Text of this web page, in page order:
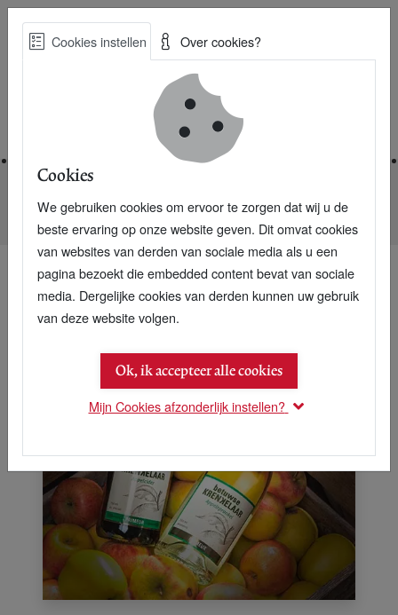
Skip
Best Practices voor een duurzame toekomst
Nieuwsarchief Krenkelaar verduurzaamt Betuwe
Cookies instellen Over cookies?
Cookies
We gebruiken cookies om ervoor te zorgen dat wij u de
beste ervaring op onze website geven. Dit omvat cookies
van websites van derden van sociale media als u een
pagina bezoekt die embedded content bevat van sociale
media. Dergelijke cookies van derden kunnen uw gebruik
van deze website volgen.
Ok, ik accepteer alle cookies
Mijn Cookies afzonderlijk instellen?